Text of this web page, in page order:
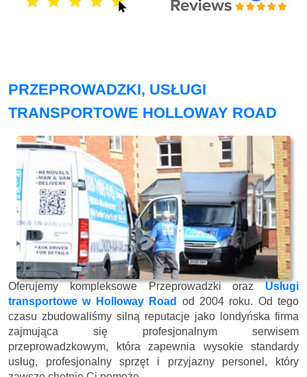
PRZEPROWADZKI, USŁUGI
TRANSPORTOWE HOLLOWAY ROAD
Oferujemy kompleksowe Przeprowadzki orazUsługi
transportowe w Holloway Road
od 2004 roku. Od tego
czasu zbudowaliśmy silną reputacje jako londyńska firma
zajmująca się profesjonalnym serwisem
przeprowadzkowym, która zapewnia wysokie standardy
usług, profesjonalny sprzęt i przyjazny personel, który